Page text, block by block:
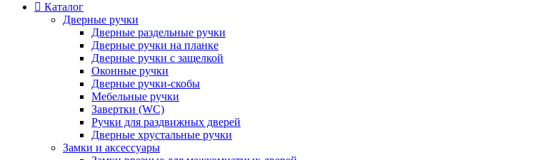
Каталог
Дверные ручки
Дверные раздельные ручки
Дверные ручки на планке
Дверные ручки с защелкой
Оконные ручки
Дверные ручки-скобы
Мебельные ручки
Завертки (WC)
Ручки для раздвижных дверей
Дверные хрустальные ручки
Замки и аксессуары